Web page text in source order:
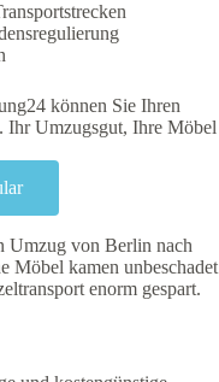
können Sie Ihren
Ihr Umzugsgut, Ihre Möbel
Umzug von Berlin nach
Möbel kamen unbeschadet
enorm gespart.